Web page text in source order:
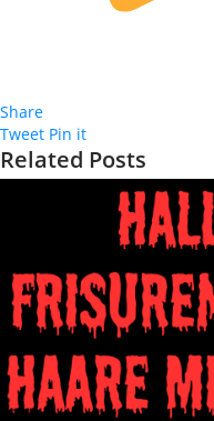
Share
Tweet Pin it
Related Posts